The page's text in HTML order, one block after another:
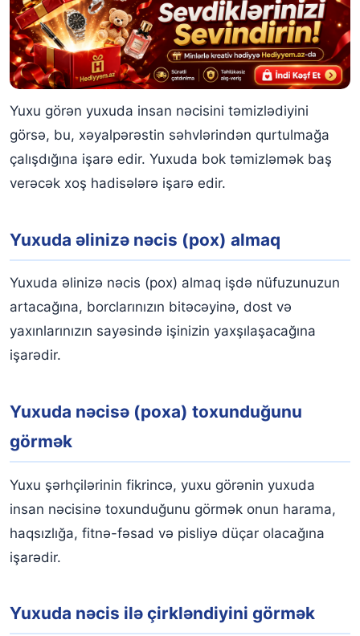
Yuxu görən yuxuda insan nəcisini təmizlədiyini
görsə, bu, xəyalpərəstin səhvlərindən qurtulmağa
çalışdığına işarə edir. Yuxuda bok təmizləmək baş
verəcək xoş hadisələrə işarə edir.
Yuxuda əlinizə nəcis (pox) almaq
Yuxuda əlinizə nəcis (pox) almaq işdə nüfuzunuzun
artacağına, borclarınızın bitəcəyinə, dost və
yaxınlarınızın sayəsində işinizin yaxşılaşacağına
işarədir.
Yuxuda nəcisə (poxa) toxunduğunu
görmək
Yuxu şərhçilərinin fikrincə, yuxu görənin yuxuda
insan nəcisinə toxunduğunu görmək onun harama,
haqsızlığa, fitnə-fəsad və pisliyə düçar olacağına
işarədir.
Yuxuda nəcis ilə çirkləndiyini görmək